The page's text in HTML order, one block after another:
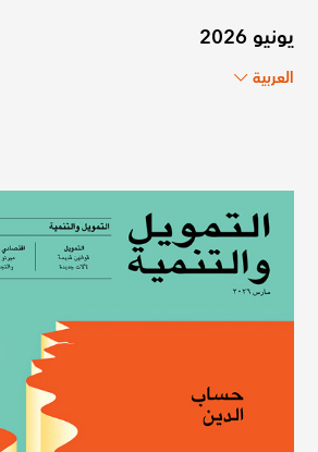
يونيو 2026
العربية